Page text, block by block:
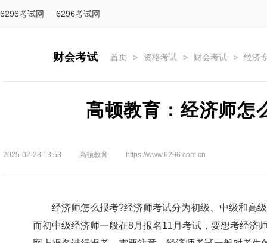
6296考试网 6296考试网
财会考试 首页 > 资格考试 > 财会考试 > 经济
高顿教育：经济师怎
2025-02-28 13:53 高顿教育 https://www.6296.com.cn
经济师怎么报考?经济师考试分为初级、中级和高级
而初中级经济师一般在8月报名11月考试，要想考经济